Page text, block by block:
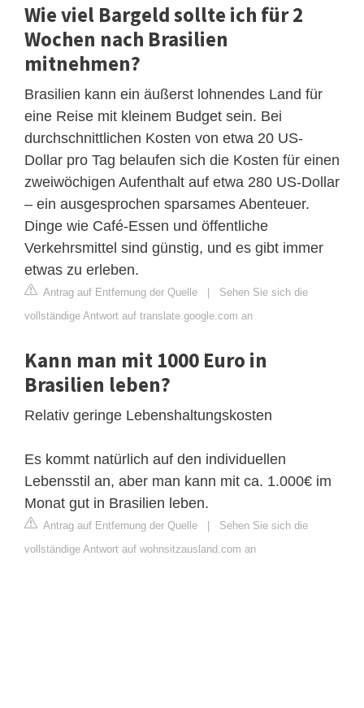
Wie viel Bargeld sollte ich für 2
Wochen nach Brasilien
mitnehmen?
Brasilien kann ein äußerst lohnendes Land für
eine Reise mit kleinem Budget sein. Bei
durchschnittlichen Kosten von etwa 20 US-
Dollar pro Tag belaufen sich die Kosten für einen
zweiwöchigen Aufenthalt auf etwa 280 US-Dollar
– ein ausgesprochen sparsames Abenteuer.
Dinge wie Café-Essen und öffentliche
Verkehrsmittel sind günstig, und es gibt immer
etwas zu erleben.
Antrag auf Entfernung der Quelle | Sehen Sie sich die
vollständige Antwort auf translate.google.com an
Kann man mit 1000 Euro in
Brasilien leben?
Relativ geringe Lebenshaltungskosten
Es kommt natürlich auf den individuellen
Lebensstil an, aber man kann mit ca. 1.000€ im
Monat gut in Brasilien leben.
Antrag auf Entfernung der Quelle | Sehen Sie sich die
vollständige Antwort auf wohnsitzausland.com an